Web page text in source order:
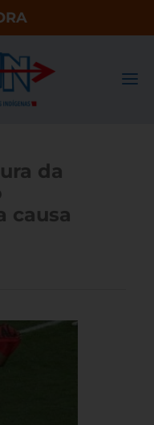
da
causa